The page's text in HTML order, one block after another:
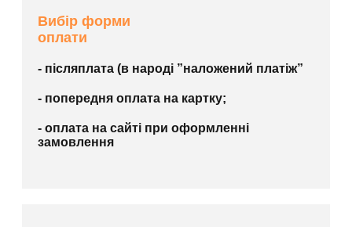
Вибір форми
оплати
- післяплата (в народі ”наложений платіж”
- попередня оплата на картку;
- оплата на сайті при оформленні
замовлення